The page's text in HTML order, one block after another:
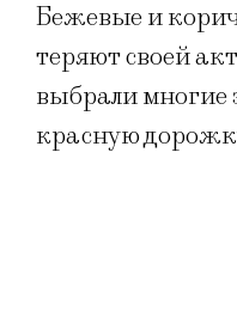
Бежевые и
теряют своей
выбрали многие
красную